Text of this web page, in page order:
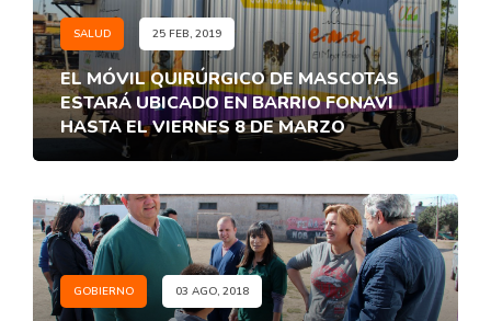
SALUD 25 FEB, 2019
EL MÓVIL QUIRÚRGICO DE MASCOTAS
ESTARÁ UBICADO EN BARRIO FONAVI
HASTA EL VIERNES 8 DE MARZO
GOBIERNO 03 AGO, 2018